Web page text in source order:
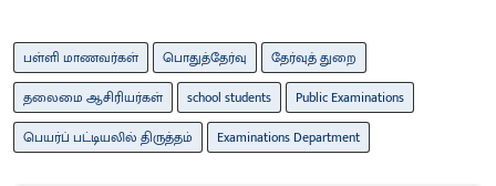
பள்ளி மாணவர்கள் பொதுத்தேர்வு
தேர்வுத் துறை
தலைமை ஆசிரியர்கள்
school students
Public Examinations
பெயர்ப் பட்டியலில் திருத்தம்
Examinations Department